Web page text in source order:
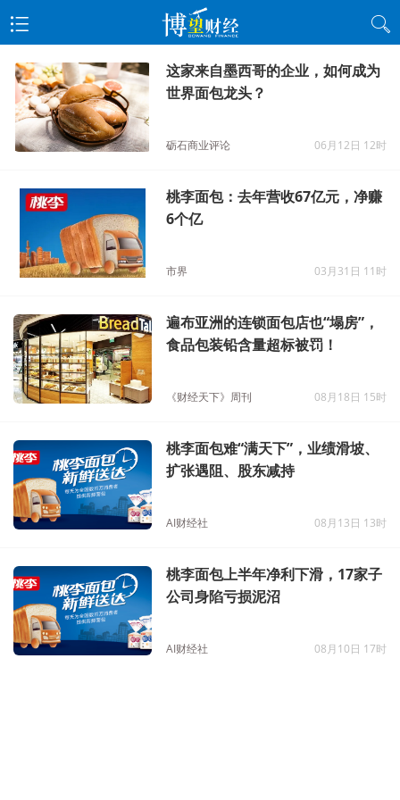
这家来自墨西哥的企业，如何成为
世界面包龙头？
砺石商业评论 06月12日 12时
桃李面包：去年营收67亿元，净赚
6个亿
市界 03月31日 11时
遍布亚洲的连锁面包店也“塌房”，
食品包装铅含量超标被罚！
《财经天下》周刊 08月18日 15时
桃李面包难“满天下”，业绩滑坡、
扩张遇阻、股东减持
AI财经社 08月13日 13时
桃李面包上半年净利下滑，17家子
公司身陷亏损泥沼
AI财经社 08月10日 17时